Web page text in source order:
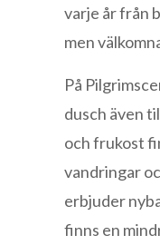
varje år från
men
På
dusch även
och frukost
vandringar
erbjuder
finns en